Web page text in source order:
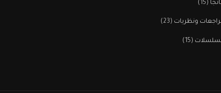
(15)
ونظريات (23)
(15)